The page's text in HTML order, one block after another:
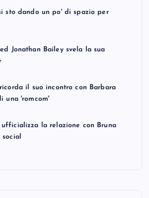
sto dando un po' di spazio per
Jonathan Bailey svela la sua
il suo incontro con Barbara
una 'romcom'
ufficializza la relazione con Bruna